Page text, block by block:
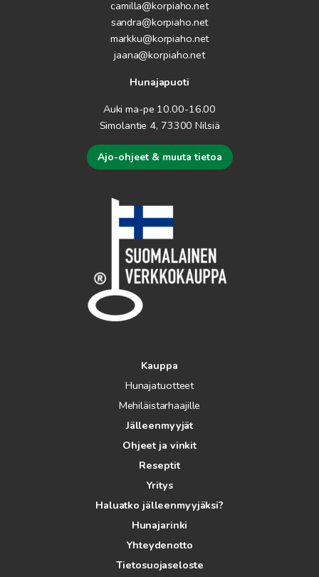
camilla@korpiaho.net
sandra@korpiaho.net
markku@korpiaho.net
jaana@korpiaho.net
Hunajapuoti
Auki ma-pe 10.00-16.00
Simolantie 4, 73300 Nilsiä
Ajo-ohjeet & muuta tietoa
Kauppa
Hunajatuotteet
Mehiläistarhaajille
Jälleenmyyjät
Ohjeet ja vinkit
Reseptit
Yritys
Haluatko jälleenmyyjäksi?
Hunajarinki
Yhteydenotto
Tietosuojaseloste